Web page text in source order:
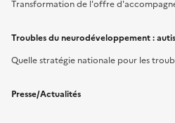
Transformation de l'offre
Troubles du neurodéveloppement :
Quelle stratégie nationale pour les
Presse/Actualités